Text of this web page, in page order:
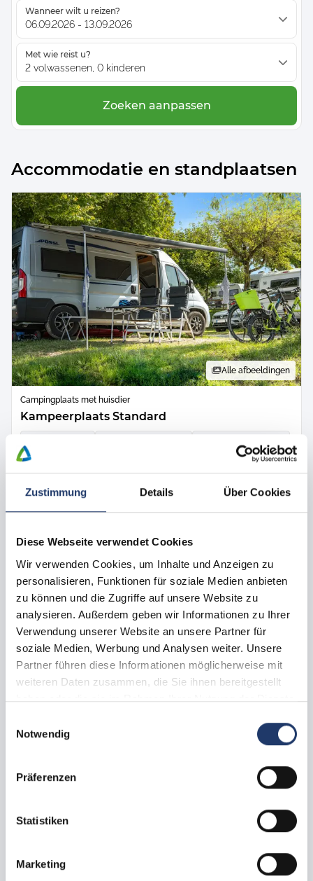
Zustimmung Details Über Cookies
Diese Webseite verwendet Cookies
Wir verwenden Cookies, um Inhalte und Anzeigen zu
personalisieren, Funktionen für soziale Medien anbieten
zu können und die Zugriffe auf unsere Website zu
analysieren. Außerdem geben wir Informationen zu Ihrer
Verwendung unserer Website an unsere Partner für
soziale Medien, Werbung und Analysen weiter. Unsere
Partner führen diese Informationen möglicherweise mit
weiteren Daten zusammen, die Sie ihnen bereitgestellt
haben oder die sie im Rahmen Ihrer Nutzung der Dienste
Notwendig
Präferenzen
Statistiken
Marketing
Wanneer wilt u reizen?
06.09.2026 - 13.09.2026
Met wie reist u?
2 volwassenen, 0 kinderen
Zoeken aanpassen
Accommodatie en standplaatsen
Alle afbeeldingen
Campingplaats met huisdier
Kampeerplaats Standard
Grasgrond
schaduwrijk gebied / natuurlijke schaduw
honden toegestaan in bepaalde gebieden
7 nachten
Vraag nu aan
Alle afbeeldingen
Kampeerplaats zonder huisdier
Honden toegestaan